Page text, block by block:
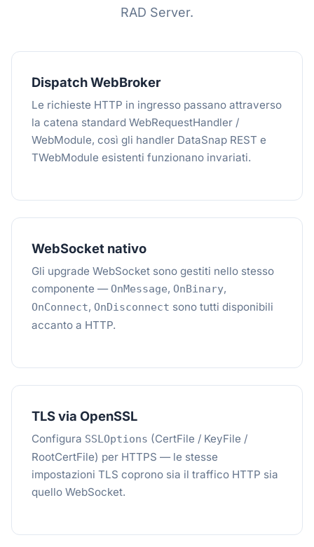
RAD Server.
Dispatch WebBroker
Le richieste HTTP in ingresso passano attraverso
la catena standard WebRequestHandler /
WebModule, così gli handler DataSnap REST e
TWebModule esistenti funzionano invariati.
WebSocket nativo
Gli upgrade WebSocket sono gestiti nello stesso
componente — OnMessage, OnBinary,
OnConnect, OnDisconnect sono tutti disponibili
accanto a HTTP.
TLS via OpenSSL
Configura SSLOptions (CertFile / KeyFile /
RootCertFile) per HTTPS — le stesse
impostazioni TLS coprono sia il traffico HTTP sia
quello WebSocket.